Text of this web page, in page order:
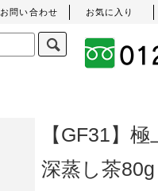
お問い合わせ お気に入り
【GF31】
深蒸し茶80g